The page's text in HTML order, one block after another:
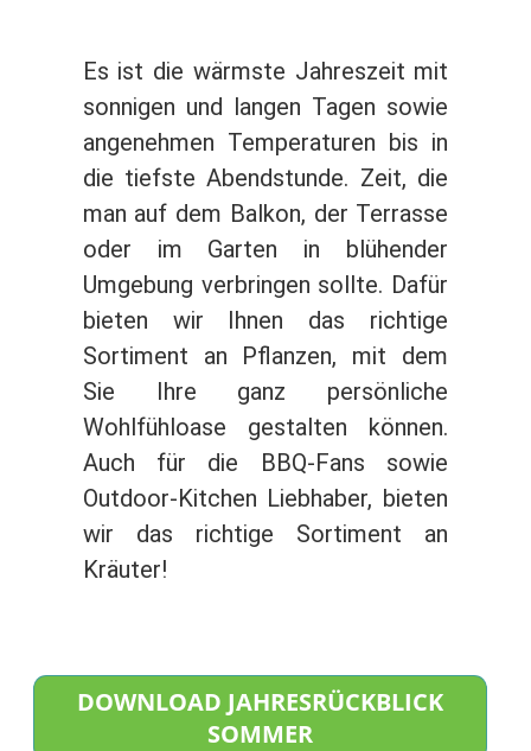
Es ist die wärmste Jahreszeit mit
sonnigen und langen Tagen sowie
angenehmen Temperaturen bis in
die tiefste Abendstunde. Zeit, die
man auf dem Balkon, der Terrasse
oder im Garten in blühender
Umgebung verbringen sollte. Dafür
bieten wir Ihnen das richtige
Sortiment an Pflanzen, mit dem
Sie Ihre ganz persönliche
Wohlfühloase gestalten können.
Auch für die BBQ-Fans sowie
Outdoor-Kitchen Liebhaber, bieten
wir das richtige Sortiment an
Kräuter!
DOWNLOAD JAHRESRÜCKBLICK
SOMMER